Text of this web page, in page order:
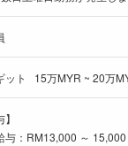
ット 15万MYR ~ 20万
与：RM13,000 ～